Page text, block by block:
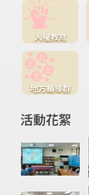
人權教育
地方輔導群
活動花絮